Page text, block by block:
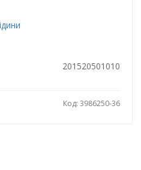
201520501010
Код: 3986250-36